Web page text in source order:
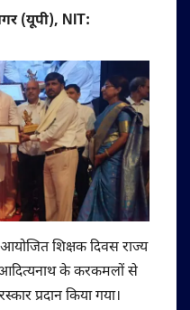
(यूपी), NIT:
शिक्षक दिवस राज्य
आदित्यनाथ के करकमलों से
प्रदान किया गया।